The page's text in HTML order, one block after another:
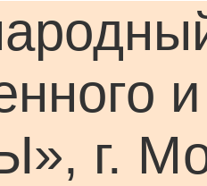
г.